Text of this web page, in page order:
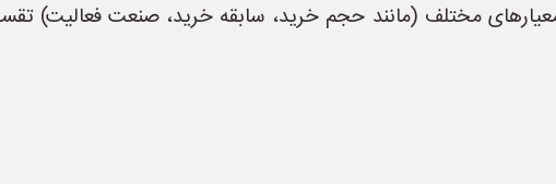
مختلف (مانند حجم خرید، سابقه خرید، صنعت فعالیت)